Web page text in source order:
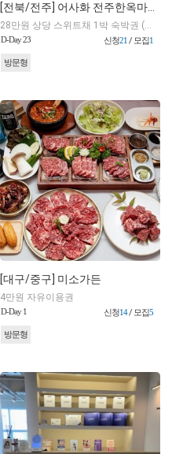
28만원 상당 스위트채 1박 숙박권 (최대4인-성인 2명,유아2명)
D-Day 23 신청21 / 모집1
방문형
[대구/중구] 미소가든
4만원 자유이용권
D-Day 1 신청14/ 모집5
방문형